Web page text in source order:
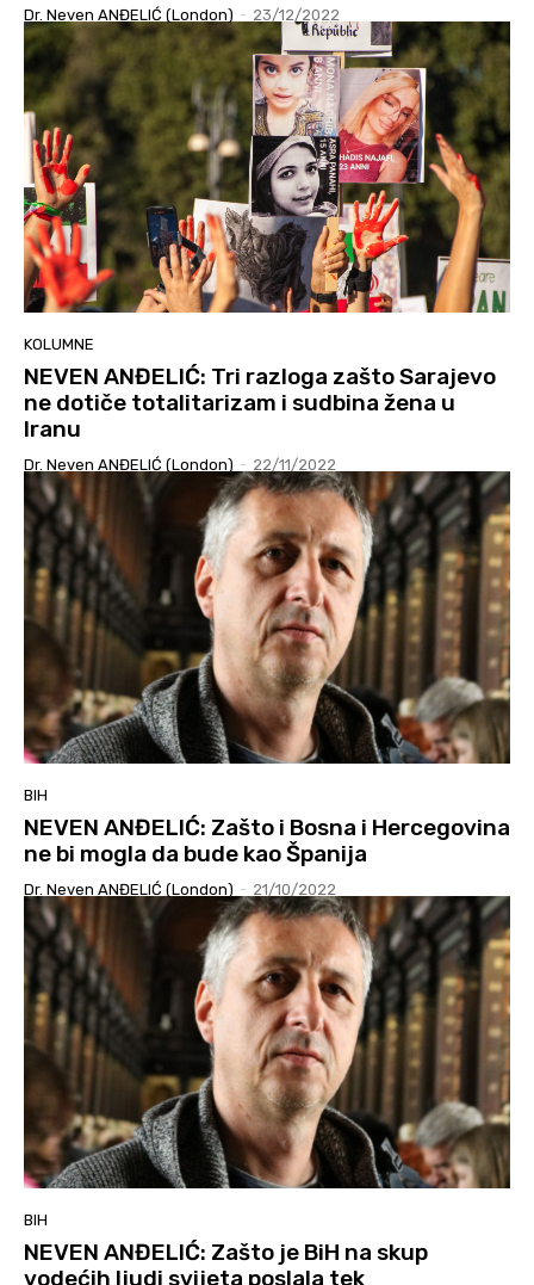
Dr. Neven ANĐELIĆ (London) - 23/12/2022
KOLUMNE
NEVEN ANĐELIĆ: Tri razloga zašto Sarajevo
ne dotiče totalitarizam i sudbina žena u
Iranu
Dr. Neven ANĐELIĆ (London) - 22/11/2022
BIH
NEVEN ANĐELIĆ: Zašto i Bosna i Hercegovina
ne bi mogla da bude kao Španija
Dr. Neven ANĐELIĆ (London) - 21/10/2022
BIH
NEVEN ANĐELIĆ: Zašto je BiH na skup
vodećih ljudi svijeta poslala tek